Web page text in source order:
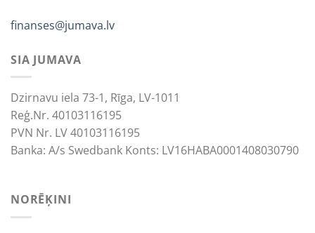
finanses@jumava.lv
SIA JUMAVA
Dzirnavu iela 73-1, Rīga, LV-1011
Reģ.Nr. 40103116195
PVN Nr. LV 40103116195
Banka: A/s Swedbank Konts: LV16HABA0001408030790
NORĒĶINI